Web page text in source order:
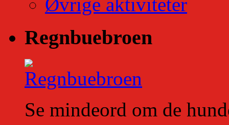
Øvrige aktiviteter
Regnbuebroen
Se mindeord om de